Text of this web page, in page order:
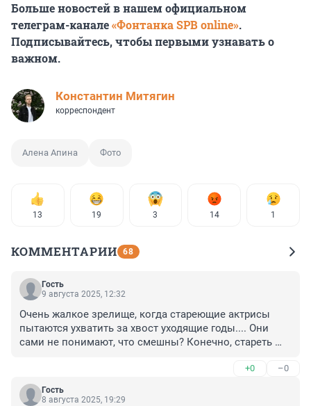
Больше новостей в нашем официальном
телеграм-канале«Фонтанка SPB online».
Подписывайтесь, чтобы первыми узнавать о
важном.
Константин Митягин
корреспондент
Алена Апина Фото
13 19 3 14 1
КОММЕНТАРИИ 68
Гость
9 августа 2025, 12:32
Очень жалкое зрелище, когда стареющие актрисы
пытаются ухватить за хвост уходящие годы.... Они
сами не понимают, что смешны? Конечно, стареть
Любое "время года" надо достойно принимать...
+0 –0
Гость
8 августа 2025, 19:29